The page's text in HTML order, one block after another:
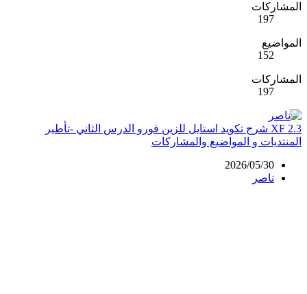
المشاركات
197
المواضيع
152
المشاركات
197
XF 2.3 شرح تكويد استايل للزين فورو الدرس الثاني -تأطير
المنتديات و المواضيع والمشاركات
2026/05/30
ناصر